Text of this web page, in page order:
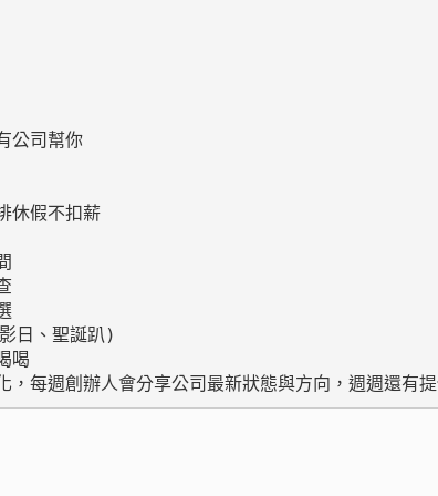
公司幫你
休假不扣薪
日、聖誕趴)
喝
每週創辦人會分享公司最新狀態與方向，週週還有提